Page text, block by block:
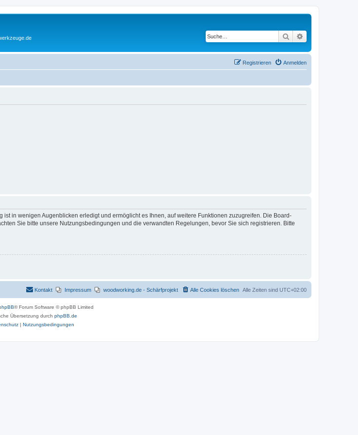
Suche
Anmelden
Registrieren
in wenigen Augenblicken erledigt und ermöglicht es Ihnen, auf weitere Funktionen zuzugreifen. Die Board-
Sie bitte unsere Nutzungsbedingungen und die verwandten Regelungen, bevor Sie sich registrieren. Bitte
Alle Zeiten sind UTC+02:00
Alle Cookies löschen
woodworking.de - Schärfprojekt
Impressum
Kontakt
® Forum Software © phpBB Limited
Übersetzung durch phpBB.de
| Nutzungsbedingungen